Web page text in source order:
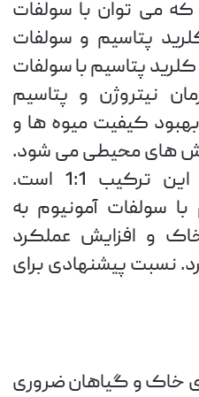
می توان با سولفات
پتاسیم و سولفات
پتاسیم با سولفات
نیتروژن و پتاسیم
کیفیت میوه ها و
های محیطی می شود.
نسبت پیشنهادی برای این ترکیب 1:1 است.
سولفات آمونیوم به
و افزایش عملکرد
نسبت پیشنهادی برای
خاک و گیاهان ضروری